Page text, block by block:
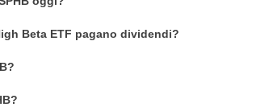
Beta ETF pagano dividendi?